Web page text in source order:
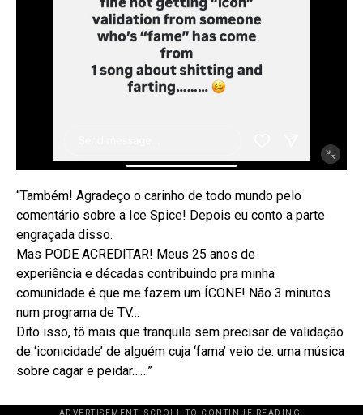
“Também! Agradeço o carinho de todo mundo pelo
comentário sobre a Ice Spice! Depois eu conto a parte
engraçada disso.
Mas PODE ACREDITAR! Meus 25 anos de
experiência e décadas contribuindo pra minha
comunidade é que me fazem um ÍCONE! Não 3 minutos
num programa de TV…
Dito isso, tô mais que tranquila sem precisar de validação
de ‘iconicidade’ de alguém cuja ‘fama’ veio de: uma música
sobre cagar e peidar……”
ADVERTISEMENT. SCROLL TO CONTINUE READING.